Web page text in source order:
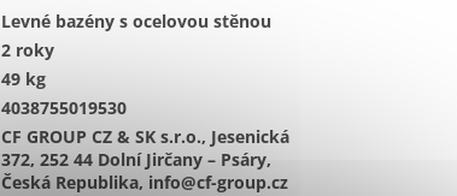
Levné bazény s ocelovou stěnou
2 roky
49 kg
4038755019530
CF GROUP CZ & SK s.r.o., Jesenická
372, 252 44 Dolní Jirčany – Psáry,
Česká Republika, info@cf-group.cz